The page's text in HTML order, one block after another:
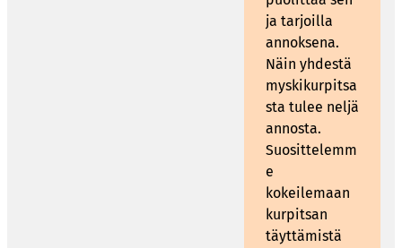
ja tarjoilla
annoksena.
Näin yhdestä
myskikurpitsa
sta tulee neljä
annosta.
Suosittelemm
e
kokeilemaan
kurpitsan
täyttämistä